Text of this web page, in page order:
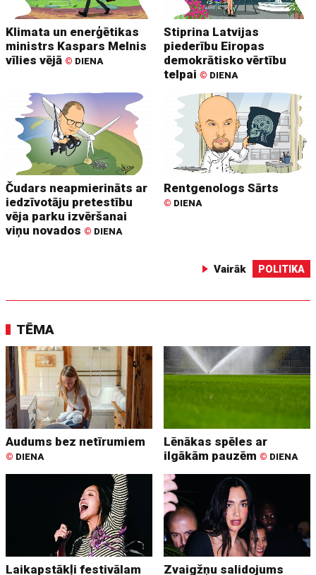
Klimata un enerģētikas
ministrs Kaspars Melnis
vīlies vējā © DIENA
Stiprina Latvijas
piederību Eiropas
demokrātisko vērtību
telpai © DIENA
Čudars neapmierināts ar
iedzīvotāju pretestību
vēja parku izvēršanai
viņu novados © DIENA
Rentgenologs Sārts
© DIENA
Vairāk POLITIKA
TĒMA
Audums bez netīrumiem
© DIENA
Lēnākas spēles ar
ilgākām pauzēm © DIENA
Laikapstākļi festivālam
Zvaigžņu salidojums